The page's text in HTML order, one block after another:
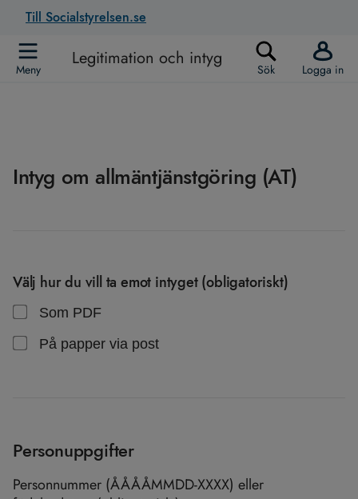
Till Socialstyrelsen.se
Meny Legitimation och intyg Sök Logga in
Intyg om allmäntjänstgöring (AT)
Välj hur du vill ta emot intyget (obligatoriskt)
Som PDF
På papper via post
Personuppgifter
Personnummer (ÅÅÅÅMMDD-XXXX) eller